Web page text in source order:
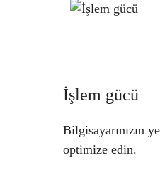
İşlem gücü
Bilgisayarınızın
optimize edin.